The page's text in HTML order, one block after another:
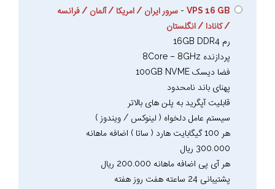
VPS 16 GB
- سرور ایران / امریکا / آلمان / فرانسه
/ کانادا / انگلستان
رم 16GB DDR4
پردازنده 8Core – 8GHz
فضا دیسک 100GB NVME
پهنای باند نامحدود
قابلیت آپگرید به پلن های بالاتر
سیستم عامل دلخواه ( لینوکس / ویندوز )
هر 100 گیگابایت هارد ( ساتا ) اضافه ماهانه
300.000 ریال
هر آی پی اضافه ماهانه 200.000 ریال
پشتیبانی 24 ساعته هفت روز هفته